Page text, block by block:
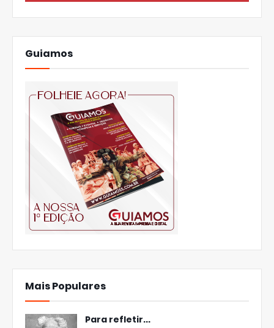
Guiamos
Mais Populares
Para refletir...